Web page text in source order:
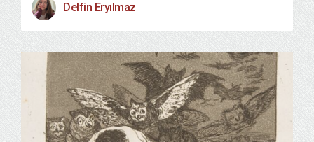
Delfin Eryılmaz